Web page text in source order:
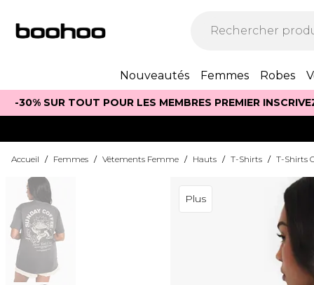
Nouveautés Femmes Robes
-30% SUR TOUT POUR LES MEMBRES PREMIER
Accueil / Femmes / Vêtements Femme / Hauts / T-Shirts / T-Shirts
Plus